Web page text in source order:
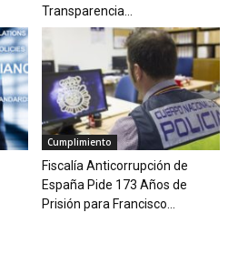
Transparencia...
Cumplimiento
Fiscalía Anticorrupción de
España Pide 173 Años de
Prisión para Francisco...